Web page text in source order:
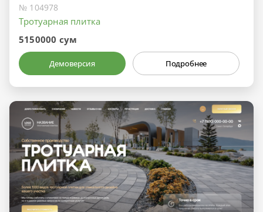
№ 104978
Тротуарная плитка
5150000 сум
Демоверсия Подробнее